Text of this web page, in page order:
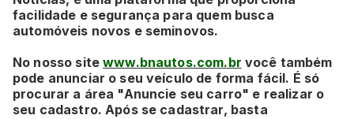
facilidade e segurança para quem busca
automóveis novos e seminovos.
No nosso sitewww.bnautos.com.br você também
pode anunciar o seu veículo de forma fácil. É só
procurar a área "Anuncie seu carro" e realizar o
seu cadastro. Após se cadastrar, basta